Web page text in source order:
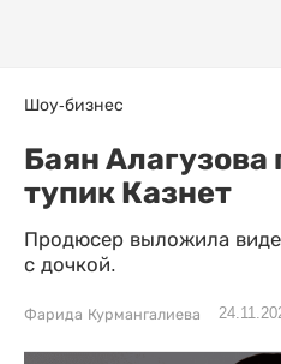
Шоу-бизнес
Баян Алагузова
тупик Казнет
Продюсер выложила
с дочкой.
Фарида Курмангалиева